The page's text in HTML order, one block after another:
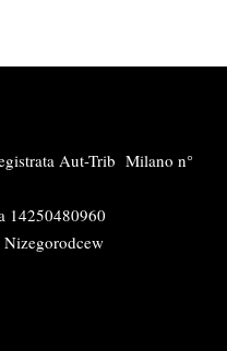
Aut-Trib Milano n°
14250480960
Nizegorodcew